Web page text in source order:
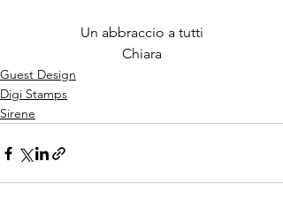
Un abbraccio a tutti
Chiara
Guest Design
Digi Stamps
Sirene